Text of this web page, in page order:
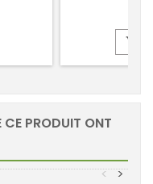

CE PRODUIT ONT
>
<